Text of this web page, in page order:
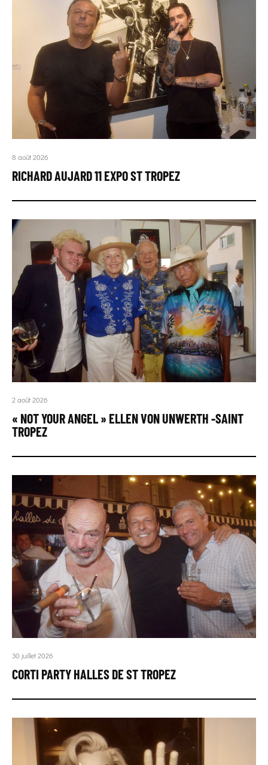
8 août 2026
RICHARD AUJARD 11 EXPO ST TROPEZ
2 août 2026
« NOT YOUR ANGEL » ELLEN VON UNWERTH -SAINT
TROPEZ
30 juillet 2026
CORTI PARTY HALLES DE ST TROPEZ